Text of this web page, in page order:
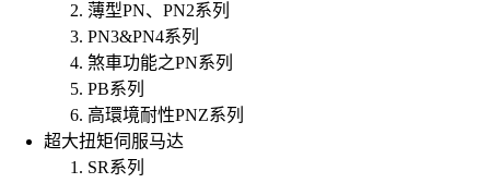
薄型PN、PN2系列
PN3&PN4系列
煞車功能之PN系列
PB系列
高環境耐性PNZ系列
超大扭矩伺服马达
SR系列